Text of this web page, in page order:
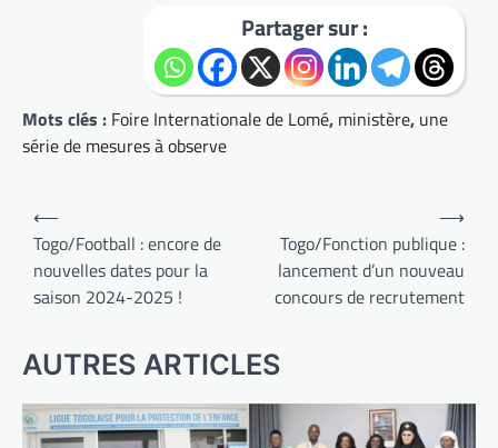
Partager sur :
Mots clés : Foire Internationale de Lomé, ministère, une
série de mesures à observe
Navigation
de
l’article
⟵
Togo/Football : encore de
nouvelles dates pour la
saison 2024-2025 !
Togo/Fonction publique :
lancement d’un nouveau
concours de recrutement
⟶
AUTRES ARTICLES